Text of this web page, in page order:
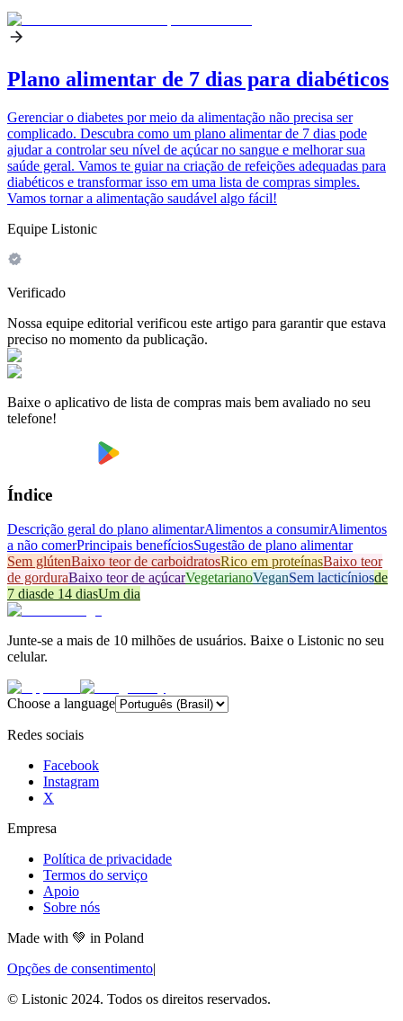
Plano alimentar de 7 dias para diabéticos
Gerenciar o diabetes por meio da alimentação não precisa ser
complicado. Descubra como um plano alimentar de 7 dias pode
ajudar a controlar seu nível de açúcar no sangue e melhorar sua
saúde geral. Vamos te guiar na criação de refeições adequadas para
diabéticos e transformar isso em uma lista de compras simples.
Vamos tornar a alimentação saudável algo fácil!
Equipe Listonic
Verificado
Nossa equipe editorial verificou este artigo para garantir que estava
preciso no momento da publicação.
Baixe o aplicativo de lista de compras mais bem avaliado no seu
telefone!
Índice
Descrição geral do plano alimentarAlimentos a consumirAlimentos
a não comerPrincipais benefíciosSugestão de plano alimentar
Sem glútenBaixo teor de carboidratosRico em proteínasBaixo teor
de gorduraBaixo teor de açúcarVegetarianoVeganSem lacticíniosde
7 diasde 14 diasUm dia
Junte-se a mais de 10 milhões de usuários. Baixe o Listonic no seu
celular.
Choose a language
Redes sociais
Facebook
Instagram
X
Empresa
Política de privacidade
Termos do serviço
Apoio
Sobre nós
Made with 💚 in Poland
Opções de consentimento|
© Listonic 2024. Todos os direitos reservados.